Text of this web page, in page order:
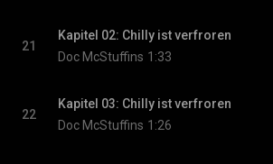
21
Kapitel 02: Chilly ist verfroren
Doc McStuffins 1:33
22
Kapitel 03: Chilly ist verfroren
Doc McStuffins 1:26